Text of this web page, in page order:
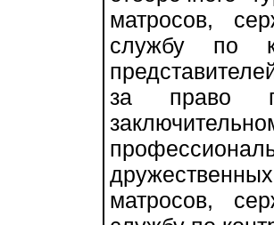
матросов,
службу по
за право
матросов,